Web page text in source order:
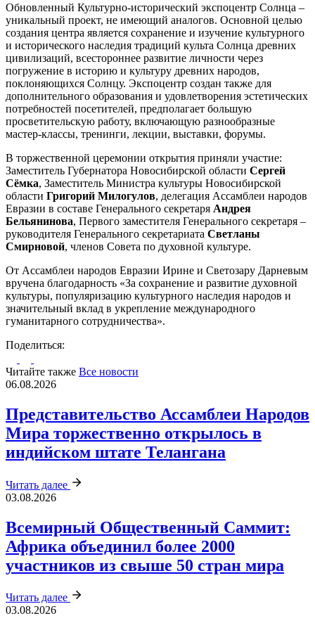
Обновленный Культурно-исторический экспоцентр Солнца –
уникальный проект, не имеющий аналогов. Основной целью
создания центра является сохранение и изучение культурного
и исторического наследия традиций культа Солнца древних
цивилизаций, всестороннее развитие личности через
погружение в историю и культуру древних народов,
поклоняющихся Солнцу. Экспоцентр создан также для
дополнительного образования и удовлетворения эстетических
потребностей посетителей, предполагает большую
просветительскую работу, включающую разнообразные
мастер-классы, тренинги, лекции, выставки, форумы.
В торжественной церемонии открытия приняли участие:
Заместитель Губернатора Новосибирской области Сергей
Сёмка, Заместитель Министра культуры Новосибирской
области Григорий Милогулов, делегация Ассамблеи народов
Евразии в составе Генерального секретаря Андрея
Бельянинова, Первого заместителя Генерального секретаря –
руководителя Генерального секретариата Светланы
Смирновой, членов Совета по духовной культуре.
От Ассамблеи народов Евразии Ирине и Светозару Дарневым
вручена благодарность «За сохранение и развитие духовной
культуры, популяризацию культурного наследия народов и
значительный вклад в укрепление международного
гуманитарного сотрудничества».
Поделиться:
Читайте также Все новости
06.08.2026
Представительство Ассамблеи Народов
Мира торжественно открылось в
индийском штате Телангана
Читать далее
03.08.2026
Всемирный Общественный Саммит:
Африка объединил более 2000
участников из свыше 50 стран мира
Читать далее
03.08.2026